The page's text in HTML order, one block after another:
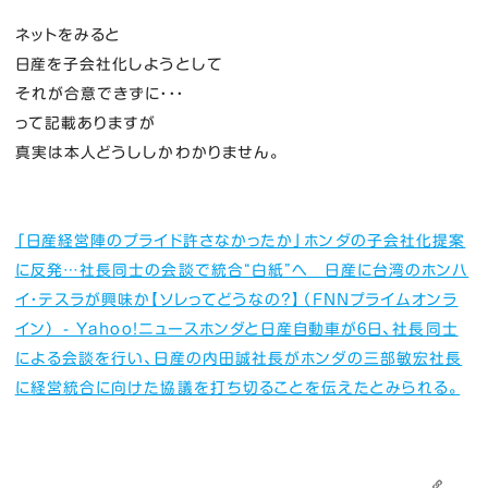
ネットをみると
日産を子会社化しようとして
それが合意できずに・・・
って記載ありますが
真実は本人どうししかわかりません。
「日産経営陣のプライド許さなかったか」ホンダの子会社化提案
に反発…社長同士の会談で統合“白紙”へ 日産に台湾のホンハ
イ・テスラが興味か【ソレってどうなの?】（FNNプライムオンラ
イン） - Yahoo!ニュース ホンダと日産自動車が6日、社長同士
による会談を行い、日産の内田誠社長がホンダの三部敏宏社長
に経営統合に向けた協議を打ち切ることを伝えたとみられる。